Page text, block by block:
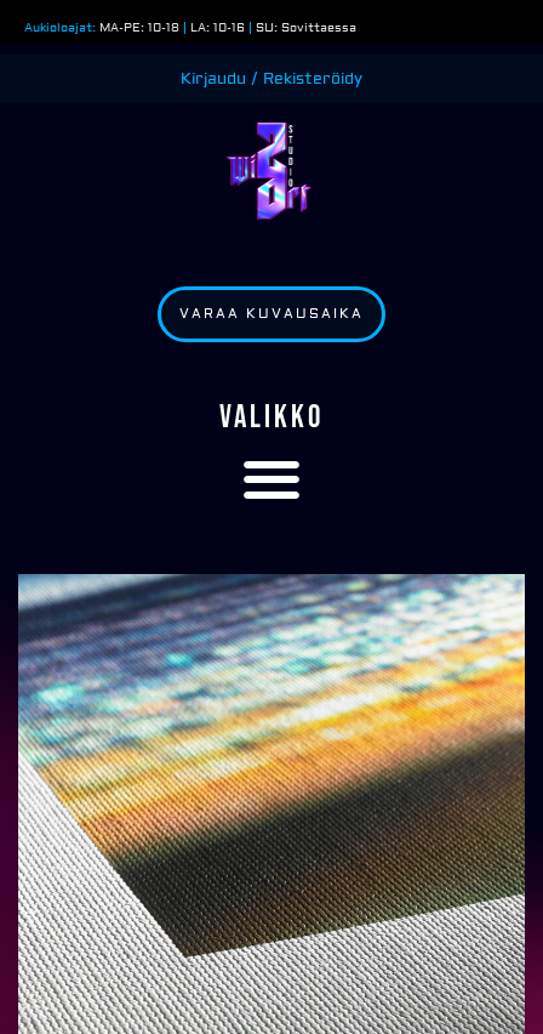
sisältöön
Aukioloajat: MA-PE: 10-18 | LA: 10-16 | SU: Sovittaessa
Kirjaudu / Rekisteröidy
VARAA KUVAUSAIKA
VALIKKO